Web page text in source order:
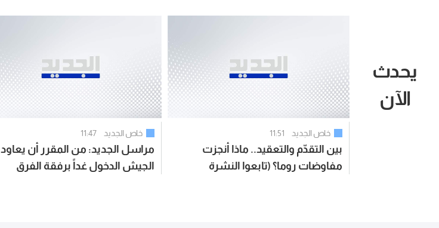
يحدث
الآن
خاص الجديد 11:51
بين التقدّم والتعقيد.. ماذا أنجزت
مفاوضات روما؟ (تابعوا النشرة
خاص الجديد 11:47
مراسل الجديد: من المقرر أن يعاود
الجيش الدخول غداً برفقة الفرق